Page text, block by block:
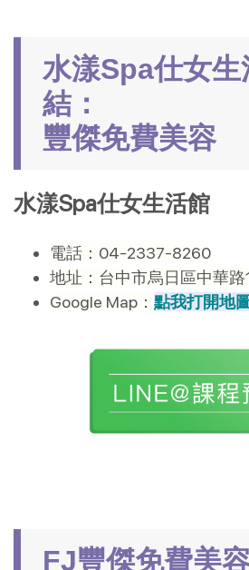
水漾Spa仕女生
結：
豐傑免費美容
水漾Spa仕女生活館
電話：04-2337-8260
地址：台中市烏日區中華路
Google Map： 點我打開地
FJ豐傑免費美